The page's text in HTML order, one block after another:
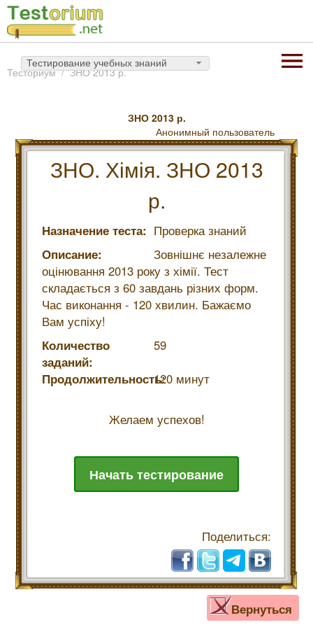
Тестирование учебных знаний
Тесториум ЗНО 2013 р.
ЗНО 2013 р.
Анонимный пользователь
ЗНО. Хімія. ЗНО 2013
р.
Назначение теста: Проверка знаний
Описание:
Зовнішнє незалежне
оцінювання 2013 року з хімії. Тест
складається з 60 завдань різних форм.
Час виконання - 120 хвилин. Бажаємо
Вам успіху!
Количество
заданий:
59
Продолжительность:120 минут
Желаем успехов!
Начать тестирование
Поделиться:
Вернуться